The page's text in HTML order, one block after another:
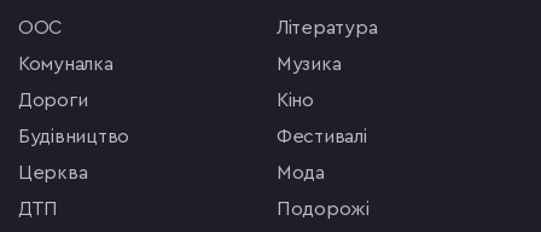
ООС
комуналка
Дороги
будівництво
церква
ДТП
література
музика
кіно
фестивалі
мода
подорожі